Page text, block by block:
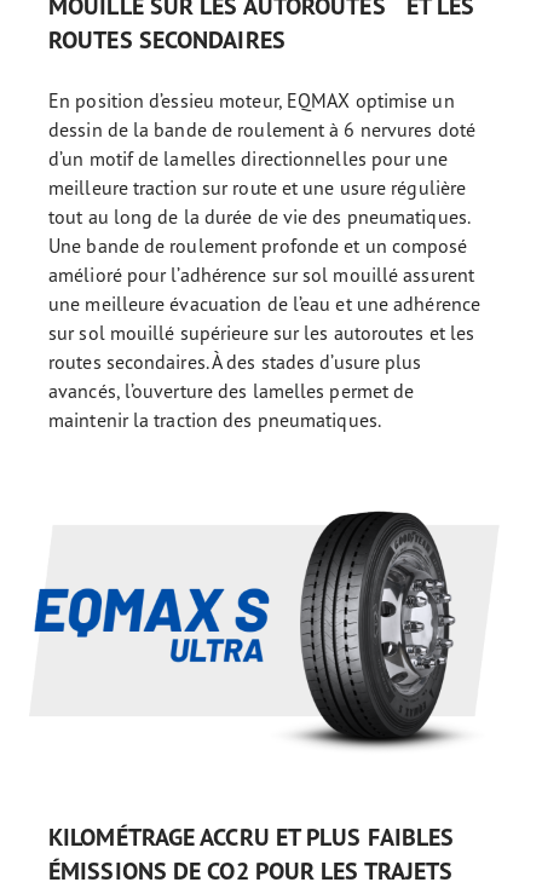
ROUTES SECONDAIRES
En position d’essieu moteur, EQMAX optimise un
dessin de la bande de roulement à 6 nervures doté
d’un motif de lamelles directionnelles pour une
meilleure traction sur route et une usure régulière
tout au long de la durée de vie des pneumatiques.
Une bande de roulement profonde et un composé
amélioré pour l’adhérence sur sol mouillé assurent
une meilleure évacuation de l’eau et une adhérence
sur sol mouillé supérieure sur les autoroutes et les
routes secondaires. À des stades d’usure plus
avancés, l’ouverture des lamelles permet de
maintenir la traction des pneumatiques.
KILOMÉTRAGE ACCRU ET PLUS FAIBLES
ÉMISSIONS DE CO2 POUR LES TRAJETS